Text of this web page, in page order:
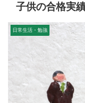
子供の合格実
日常生活・勉強